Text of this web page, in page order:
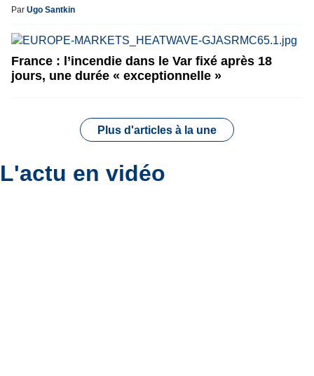
Par Ugo Santkin
France : l’incendie dans le Var fixé après 18
jours, une durée « exceptionnelle »
Plus d'articles à la une
L'actu en vidéo